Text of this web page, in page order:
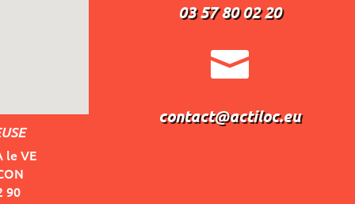
le VE
90
03 57 80 02 20

contact@actiloc.eu